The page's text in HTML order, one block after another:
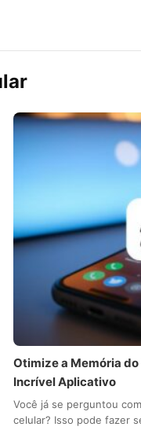
Otimize a Memória
Incrível Aplicativo
Você já se perguntou
celular? Isso pode fazer